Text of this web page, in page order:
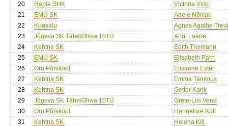
20
Rapla SHK
Victoria Virki
21
EMÜ SK
Adele Nõlvak
22
Kuusalu
Agnes Agathe
23
Jõgeva SK Tähe/Olivia 10TÜ
Anni Lääne
24
Kehtna SK
Edith Treimann
25
EMÜ SK
Elisabeth Pärn
26
Oru Põhikool
Elisanne Ester
27
Kehtna SK
Emma Tammus
28
Kehtna SK
Getter Karik
29
Jõgeva SK Tähe/Olivia 10TÜ
Grete-Liis Vend
30
Oru Põhikool
Hannalore Kütt
31
Kehtna SK
Helena Kiil